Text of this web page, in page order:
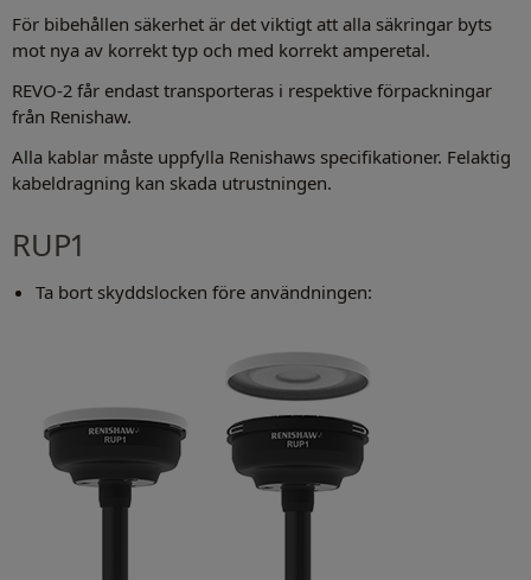
För bibehållen säkerhet är det viktigt att alla säkringar byts
mot nya av korrekt typ och med korrekt amperetal.
REVO-2 får endast transporteras i respektive förpackningar
från Renishaw.
Alla kablar måste uppfylla Renishaws specifikationer. Felaktig
kabeldragning kan skada utrustningen.
RUP1
Ta bort skyddslocken före användningen: